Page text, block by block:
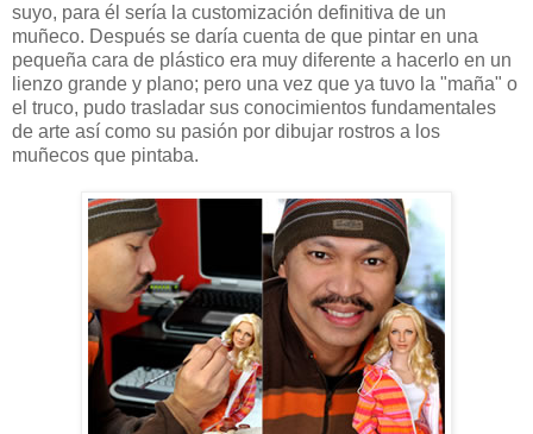
suyo, para él sería la customización definitiva de un
muñeco. Después se daría cuenta de que pintar en una
pequeña cara de plástico era muy diferente a hacerlo en un
lienzo grande y plano; pero una vez que ya tuvo la "maña" o
el truco, pudo trasladar sus conocimientos fundamentales
de arte así como su pasión por dibujar rostros a los
muñecos que pintaba.